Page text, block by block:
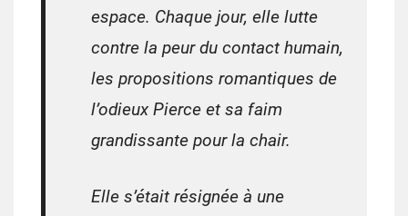
espace. Chaque jour, elle lutte
contre la peur du contact humain,
les propositions romantiques de
l’odieux Pierce et sa faim
grandissante pour la chair.
Elle s’était résignée à une